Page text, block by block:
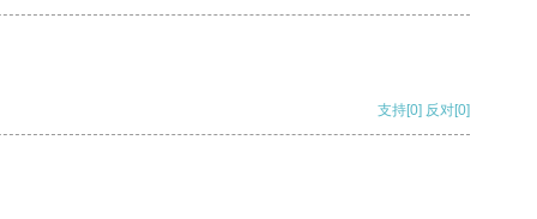
支持[0] 反对[0]